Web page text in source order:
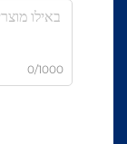
0/1000